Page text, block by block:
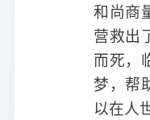
和尚商
营救出
而死，
梦，帮
以在人